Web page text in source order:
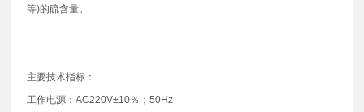
等)的硫含量。
主要技术指标：
工作电源：AC220V±10％；50Hz